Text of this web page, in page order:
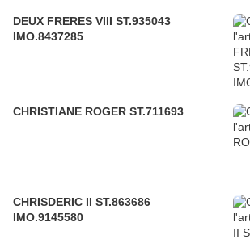
DEUX FRERES VIII ST.935043
IMO.8437285
CHRISTIANE ROGER ST.711693
CHRISDERIC II ST.863686
IMO.9145580